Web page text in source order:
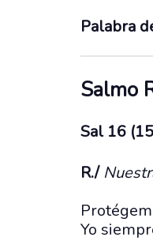
Palabra
Salmo
Sal 16
R./
Yo